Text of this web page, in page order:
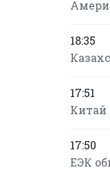
18:35
17:51
Китай
17:50
ЕЭК